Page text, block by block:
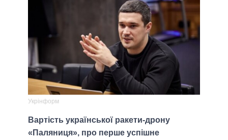
Укрінформ
Вартість української ракети-дрону
«Паляниця», про перше успішне